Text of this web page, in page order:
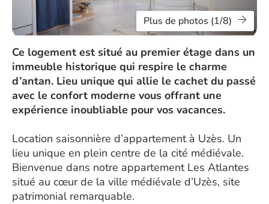
Plus de photos (1/8)
Ce logement est situé au premier étage dans un
immeuble historique qui respire le charme
d’antan. Lieu unique qui allie le cachet du passé
avec le confort moderne vous offrant une
expérience inoubliable pour vos vacances.
Location saisonnière d’appartement à Uzès. Un
lieu unique en plein centre de la cité médiévale.
Bienvenue dans notre appartement Les Atlantes
situé au cœur de la ville médiévale d’Uzès, site
patrimonial remarquable.